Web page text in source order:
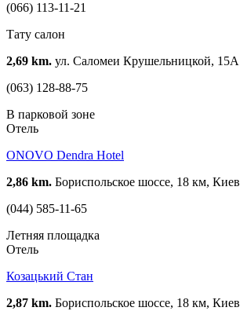
(066) 113-11-21
Тату салон
2,69 km. ул. Саломеи Крушельницкой, 15А
(063) 128-88-75
В парковой зоне
Отель
ONOVO Dendra Hotel
2,86 km. Бориспольское шоссе, 18 км, Киев
(044) 585-11-65
Летняя площадка
Отель
Козацький Стан
2,87 km. Бориспольское шоссе, 18 км, Киев